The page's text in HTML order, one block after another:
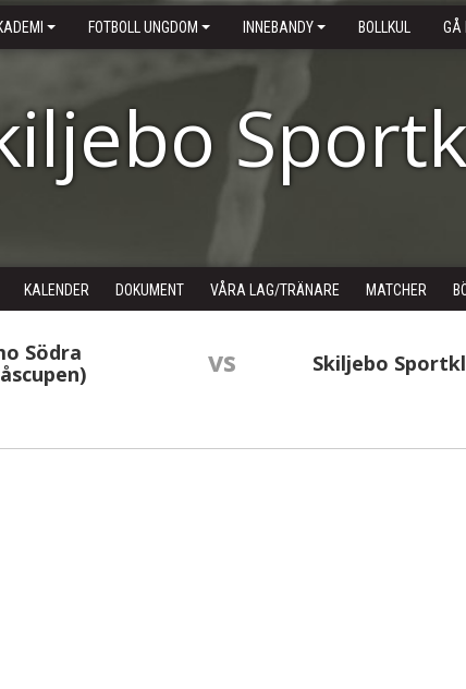
FOTBOLL UNGDOM INNEBANDY BOLLKUL GÅ
KALENDER DOKUMENT VÅRA LAG/TRÄNARE MATCHER
Södra
vs Skiljebo